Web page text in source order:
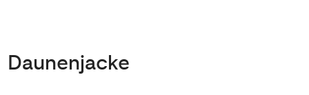
Daunenjacke